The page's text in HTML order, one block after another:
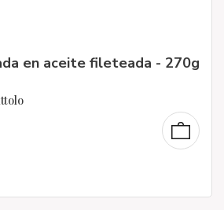
en aceite fileteada - 270g